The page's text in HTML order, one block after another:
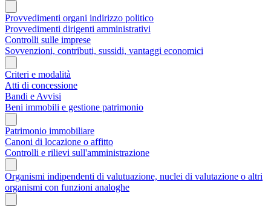
Provvedimenti organi indirizzo politico
Provvedimenti dirigenti amministrativi
Controlli sulle imprese
Sovvenzioni, contributi, sussidi, vantaggi economici
Criteri e modalità
Atti di concessione
Bandi e Avvisi
Beni immobili e gestione patrimonio
Patrimonio immobiliare
Canoni di locazione o affitto
Controlli e rilievi sull'amministrazione
Organismi indipendenti di valutuazione, nuclei di valutazione o altri
organismi con funzioni analoghe